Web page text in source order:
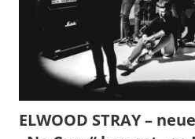
ELWOOD STRAY –